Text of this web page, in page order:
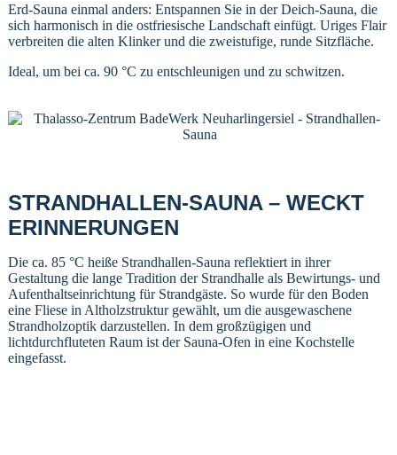
Erd-Sauna einmal anders: Entspannen Sie in der Deich-Sauna, die
sich harmonisch in die ostfriesische Landschaft einfügt. Uriges Flair
verbreiten die alten Klinker und die zweistufige, runde Sitzfläche.
Ideal, um bei ca. 90 °C zu entschleunigen und zu schwitzen.
STRANDHALLEN-SAUNA – WECKT
ERINNERUNGEN
Die ca. 85 °C heiße Strandhallen-Sauna reflektiert in ihrer
Gestaltung die lange Tradition der Strandhalle als Bewirtungs- und
Aufenthaltseinrichtung für Strandgäste. So wurde für den Boden
eine Fliese in Altholzstruktur gewählt, um die ausgewaschene
Strandholzoptik darzustellen. In dem großzügigen und
lichtdurchfluteten Raum ist der Sauna-Ofen in eine Kochstelle
eingefasst.